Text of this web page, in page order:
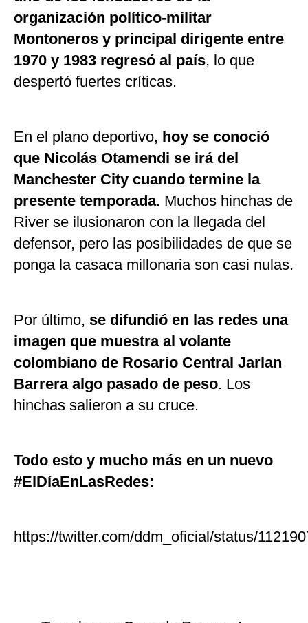
organización político-militar
Montoneros y principal dirigente entre
1970 y 1983 regresó al país, lo que
despertó fuertes críticas.
En el plano deportivo, hoy se conoció
que Nicolás Otamendi se irá del
Manchester City cuando termine la
presente temporada. Muchos hinchas de
River se ilusionaron con la llegada del
defensor, pero las posibilidades de que se
ponga la casaca millonaria son casi nulas.
Por último, se difundió en las redes una
imagen que muestra al volante
colombiano de Rosario Central Jarlan
Barrera algo pasado de peso. Los
hinchas salieron a su cruce.
Todo esto y mucho más en un nuevo
#ElDíaEnLasRedes:
https://twitter.com/ddm_oficial/status/